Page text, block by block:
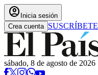
account_circle Inicia sesión
Crea cuenta SUSCRÍBETE
sábado, 8 de agosto de 2026